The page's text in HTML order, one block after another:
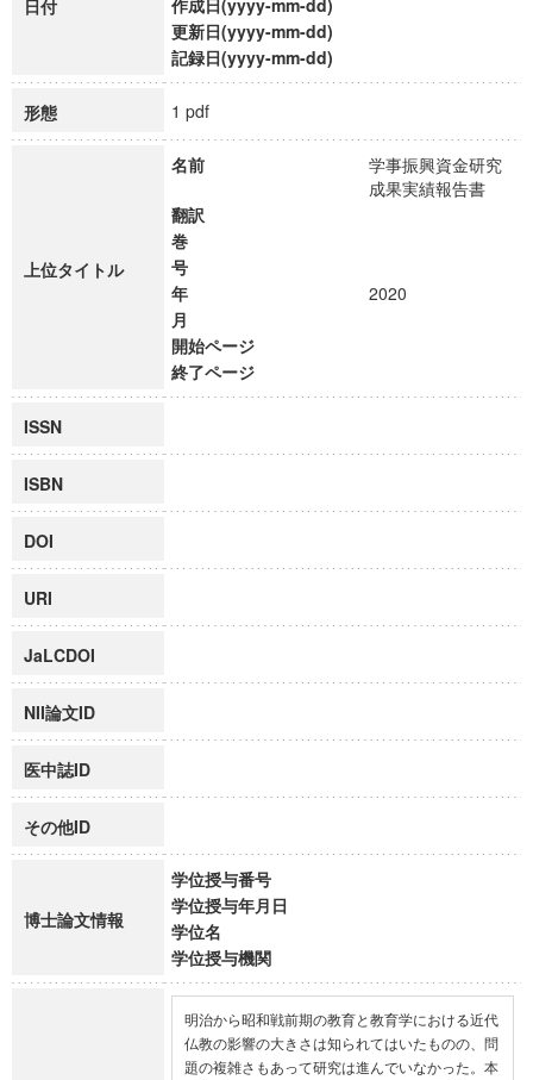
日付
作成日(yyyy-mm-dd)
更新日(yyyy-mm-dd)
記録日(yyyy-mm-dd)
形態 1 pdf
上位タイトル
名前
学事振興資金研究
成果実績報告書
翻訳
巻
号
年
2020
月
開始ページ
終了ページ
ISSN
ISBN
DOI
URI
JaLCDOI
NII論文ID
医中誌ID
その他ID
博士論文情報
学位授与番号
学位授与年月日
学位名
学位授与機関
明治から昭和戦前期の教育と教育学における近代
仏教の影響の大きさは知られてはいたものの、問
題の複雑さもあって研究は進んでいなかった。本